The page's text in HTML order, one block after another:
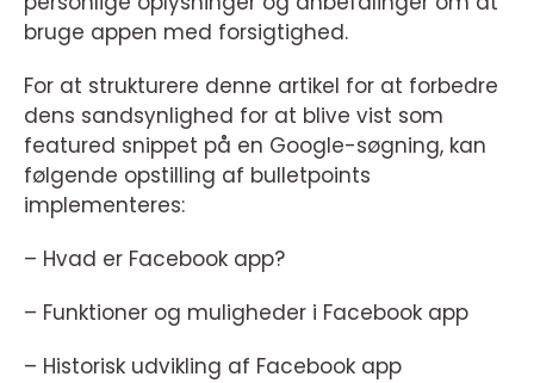
bruge appen med forsigtighed.
For at strukturere denne artikel for at forbedre
dens sandsynlighed for at blive vist som
featured snippet på en Google-søgning, kan
følgende opstilling af bulletpoints
implementeres:
– Hvad er Facebook app?
– Funktioner og muligheder i Facebook app
– Historisk udvikling af Facebook app